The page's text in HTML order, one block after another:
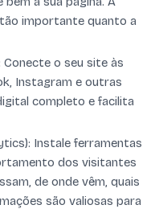
importante quanto a
Conecte o seu site às
Instagram e outras
completo e facilita
Instale ferramentas
dos visitantes
de onde vêm, quais
são valiosas para